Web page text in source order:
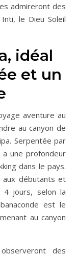
admireront des
le Dieu Soleil
idéal
et un
aventure au
au canyon de
Serpentée par
une profondeur
dans le pays.
débutants et
jours, selon la
est le
au canyon
des